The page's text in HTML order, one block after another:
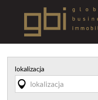
O FIRMIE
USŁUGI
lokalizacja